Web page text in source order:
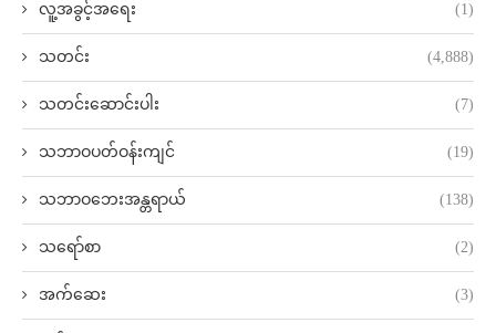
လူ့အခွင့်အရေး (1)
သတင်း (4,888)
သတင်းဆောင်းပါး (7)
သဘာဝပတ်ဝန်းကျင် (19)
သဘာဝဘေးအန္တရာယ် (138)
သရော်စာ (2)
အက်ဆေး (3)